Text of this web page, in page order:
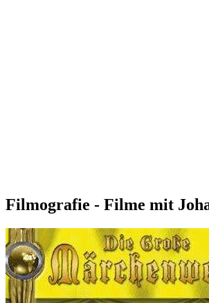
Filmografie - Filme mit